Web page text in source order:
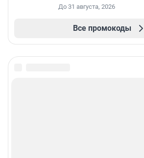
До 31 августа, 2026
Все промокоды